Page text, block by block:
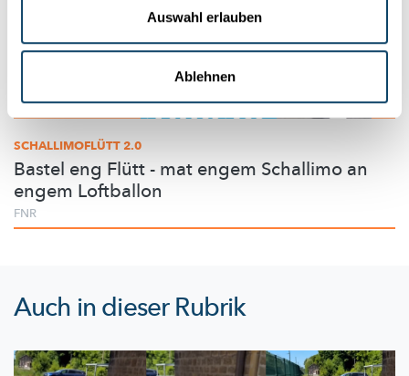
Auswahl erlauben
Ablehnen
Experimentieren
SCHALLIMOFLÜTT 2.0
Bastel eng Flütt - mat engem Schallimo an
engem Loftballon
FNR
Auch in dieser Rubrik